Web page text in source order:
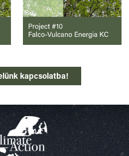
kapcsolatba!